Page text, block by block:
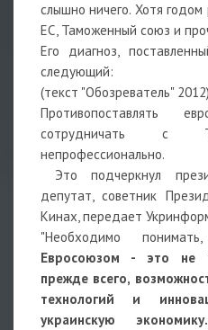
слышно ничего. Хотя
ЕС, Таможенный союз и
Его диагноз,
следующий:
(текст "Обозреватель" 2012)
Противопоставлять
сотрудничать с
непрофессионально.
Это подчеркнул
депутат, советник
Кинах, передает
"Необходимо
Евросоюзом - это не
прежде всего,
технологий и
украинскую экономику.